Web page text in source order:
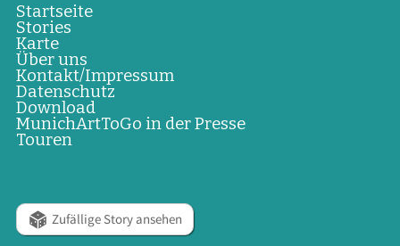
Startseite
Stories
Karte
Über uns
Kontakt/Impressum
Datenschutz
Download
MunichArtToGo in der Presse
Touren
Zufällige Story ansehen